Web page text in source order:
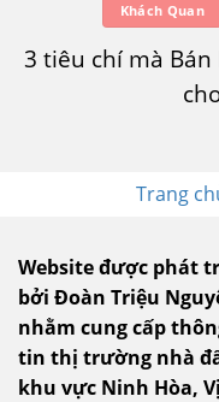
Khách Quan
3 tiêu chí mà
Trang
Website được phát
bởi Đoàn Triệu
nhằm cung cấp
tin thị trường nhà
khu vực Ninh Hòa,